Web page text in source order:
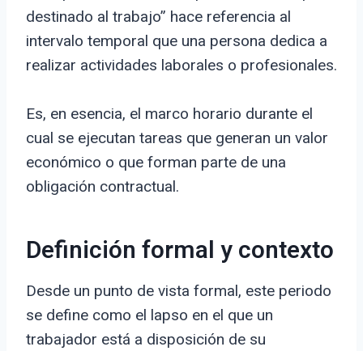
destinado al trabajo” hace referencia al
intervalo temporal que una persona dedica a
realizar actividades laborales o profesionales.
Es, en esencia, el marco horario durante el
cual se ejecutan tareas que generan un valor
económico o que forman parte de una
obligación contractual.
Definición formal y contexto
Desde un punto de vista formal, este periodo
se define como el lapso en el que un
trabajador está a disposición de su